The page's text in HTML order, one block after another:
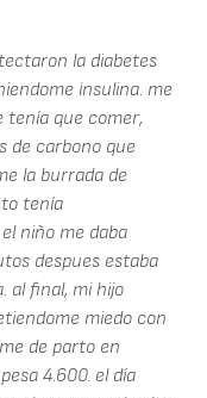
la diabetes
insulina. me
tenía que comer,
de carbono que
la burrada de
tenía
niño me daba
despues estaba
al final, mi hijo
miedo con
de parto en
4.600. el día